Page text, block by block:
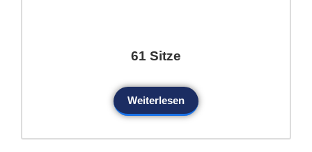
61 Sitze
Weiterlesen